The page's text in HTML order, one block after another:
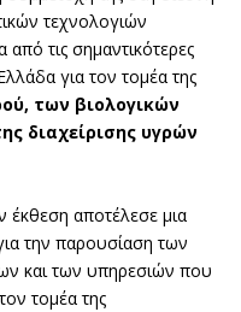
τεχνολογιών
από τις σημαντικότερες
για τον τομέα της
των βιολογικών
διαχείρισης υγρών
έκθεση αποτέλεσε μια
την παρουσίαση των
και των υπηρεσιών που
τομέα της